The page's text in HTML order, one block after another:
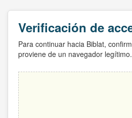
Verificación de
Para continuar hacia Biblat,
proviene de un navegador legítimo.